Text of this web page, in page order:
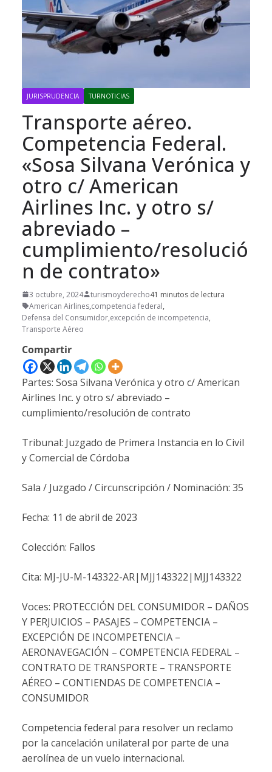
JURISPRUDENCIA TURNOTICIAS
Transporte aéreo.
Competencia Federal.
«Sosa Silvana Verónica y
otro c/ American
Airlines Inc. y otro s/
abreviado –
cumplimiento/resolució
n de contrato»
3 octubre, 2024 turismoyderecho41 minutos de lectura
American Airlines,competencia federal,
Defensa del Consumidor,excepción de incompetencia,
Transporte Aéreo
Compartir
Partes: Sosa Silvana Verónica y otro c/ American
Airlines Inc. y otro s/ abreviado –
cumplimiento/resolución de contrato
Tribunal: Juzgado de Primera Instancia en lo Civil
y Comercial de Córdoba
Sala / Juzgado / Circunscripción / Nominación: 35
Fecha: 11 de abril de 2023
Colección: Fallos
Cita: MJ-JU-M-143322-AR|MJJ143322|MJJ143322
Voces: PROTECCIÓN DEL CONSUMIDOR – DAÑOS
Y PERJUICIOS – PASAJES – COMPETENCIA –
EXCEPCIÓN DE INCOMPETENCIA –
AERONAVEGACIÓN – COMPETENCIA FEDERAL –
CONTRATO DE TRANSPORTE – TRANSPORTE
AÉREO – CONTIENDAS DE COMPETENCIA –
CONSUMIDOR
Competencia federal para resolver un reclamo
por la cancelación unilateral por parte de una
aerolínea de un vuelo internacional.